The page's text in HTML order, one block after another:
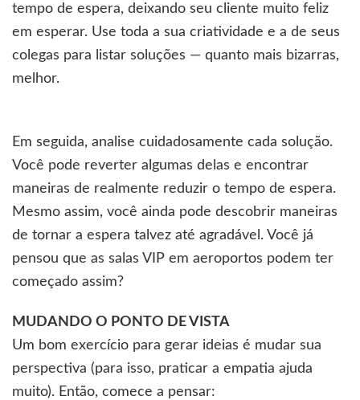
tempo de espera, deixando seu cliente muito feliz
em esperar. Use toda a sua criatividade e a de seus
colegas para listar soluções — quanto mais bizarras,
melhor.
Em seguida, analise cuidadosamente cada solução.
Você pode reverter algumas delas e encontrar
maneiras de realmente reduzir o tempo de espera.
Mesmo assim, você ainda pode descobrir maneiras
de tornar a espera talvez até agradável. Você já
pensou que as salas VIP em aeroportos podem ter
começado assim?
MUDANDO O PONTO DE VISTA
Um bom exercício para gerar ideias é mudar sua
perspectiva (para isso, praticar a empatia ajuda
muito). Então, comece a pensar: